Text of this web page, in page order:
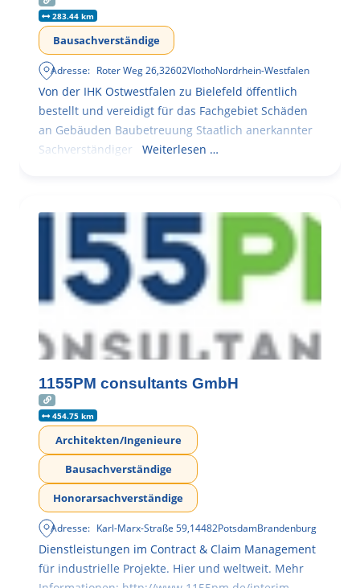
283.44 km
Bausachverständige
Adresse: Roter Weg 26,32602VlothoNordrhein-Westfalen
Von der IHK Ostwestfalen zu Bielefeld öffentlich
bestellt und vereidigt für das Fachgebiet Schäden
an Gebäuden Baubetreuung Staatlich anerkannter
Sachverständiger
Weiterlesen …
1155PM consultants GmbH
454.75 km
Architekten/Ingenieure
Bausachverständige
Honorarsachverständige
Adresse: Karl-Marx-Straße 59,14482PotsdamBrandenburg
Dienstleistungen im Contract & Claim Management
für industrielle Projekte. Hier und weltweit. Mehr